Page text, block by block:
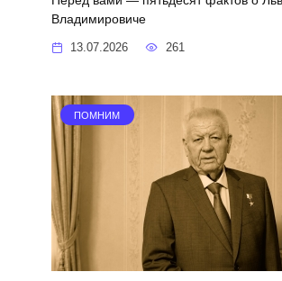
Владимировиче
13.07.2026 261
ПОМНИМ